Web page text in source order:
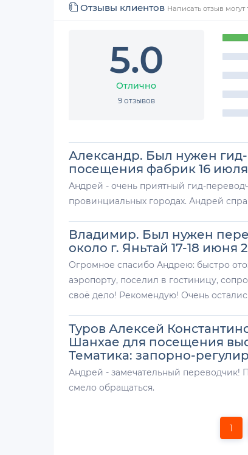
Отзывы клиентов Написать отзыв
5.0
Отлично
9 отзывов
Александр. Был нужен
посещения фабрик 16 июля
Андрей - очень приятный гид-
провинциальных городах. Андрей
Владимир. Был нужен
около г. Яньтай 17-18 июня
Огромное спасибо Андрею: быстро
аэропорту, поселил в гостиницу,
своё дело! Рекомендую! Очень
Туров Алексей
Шанхае для посещения
Тематика: запорно-
Андрей - замечательный переводчик!
смело обращаться.
1